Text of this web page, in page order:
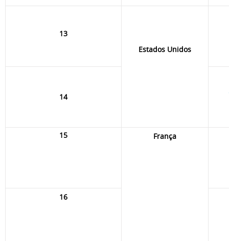
13
Estados Unidos
14
15 França
16